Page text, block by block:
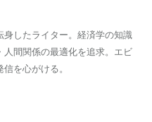
したライター。経済学の知識
間関係の最適化を追求。エビ
を心がける。